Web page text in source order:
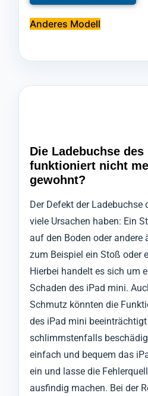
Anderes Modell
Die Ladebuchse
funktioniert nicht
gewohnt?
Der Defekt der Ladebuchse
viele Ursachen haben: Ein
auf den Boden oder andere
zum Beispiel ein Stoß oder
Hierbei handelt es sich um
Schaden des iPad mini.
Schmutz könnten die
des iPad mini beeinträchtigt
schlimmstenfalls
einfach und bequem das
ein und lasse die
ausfindig machen. Bei der